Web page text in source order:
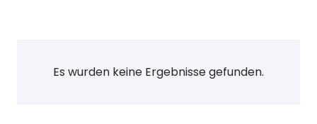
Es wurden keine Ergebnisse gefunden.